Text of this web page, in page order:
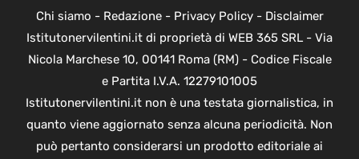
Chi siamo - Redazione- Privacy Policy- Disclaimer
Istitutonervilentini.it di proprietà di WEB 365 SRL - Via
Nicola Marchese 10, 00141 Roma (RM) - Codice Fiscale
e Partita I.V.A. 12279101005
Istitutonervilentini.it non è una testata giornalistica, in
quanto viene aggiornato senza alcuna periodicità. Non
può pertanto considerarsi un prodotto editoriale ai